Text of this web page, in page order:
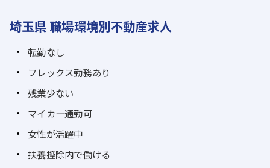
埼玉県 職場環境別不動産求人
転勤なし
フレックス勤務あり
残業少ない
マイカー通勤可
女性が活躍中
扶養控除内で働ける